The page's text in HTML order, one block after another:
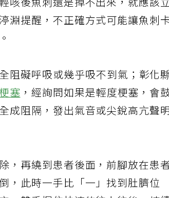
咳後魚刺還是掉不出來，就應該
淵提醒，不正確方式可能讓魚刺卡
阻礙呼吸或幾乎吸不到氣；彰化
塞 ，經詢問如果是輕度梗塞，會
成阻隔，發出氣音或尖銳高亢聲
，再繞到患者後面，前腳放在患者
，此時一手比「一」找到肚臍位